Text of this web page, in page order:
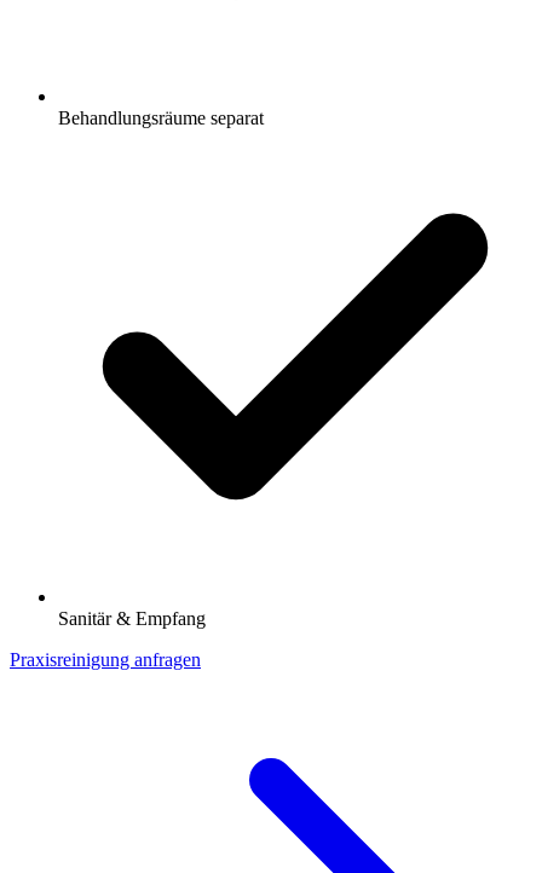
Behandlungsräume separat
Sanitär & Empfang
Praxisreinigung anfragen